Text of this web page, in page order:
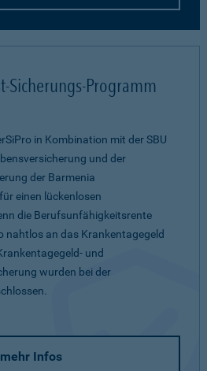
Sicherungs-Programm
in Kombination mit der SBU
und der
der Barmenia
einen lückenlosen
die Berufsunfähigkeitsrente
nahtlos an das Krankentagegeld
und
wurden bei der
mehr Infos